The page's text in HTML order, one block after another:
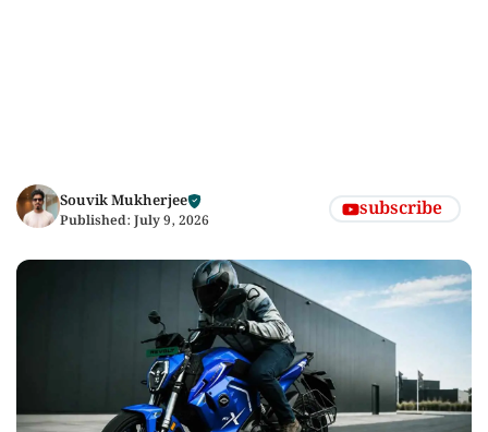
Souvik Mukherjee
Published: July 9, 2026 subscribe